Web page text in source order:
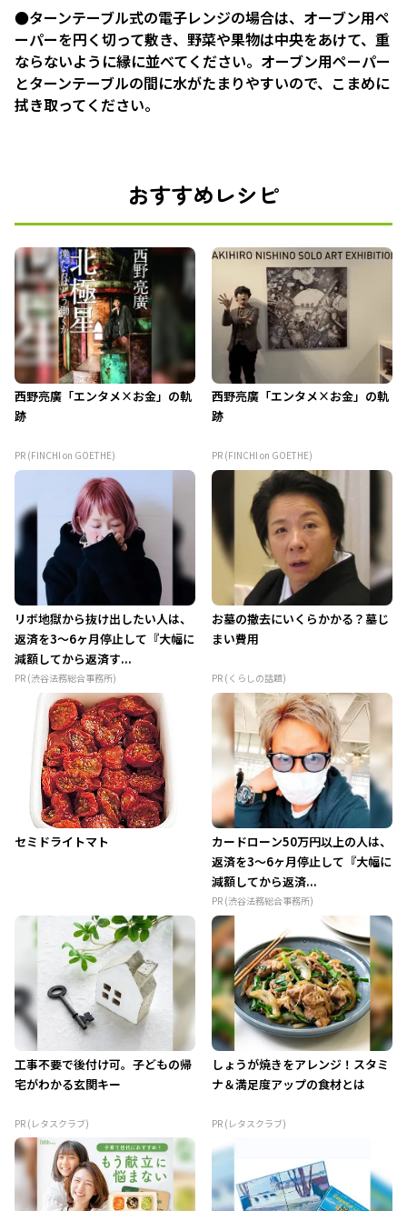
●ターンテーブル式の電子レンジの場合は、オーブン用ペ
ーパーを円く切って敷き、野菜や果物は中央をあけて、重
ならないように縁に並べてください。オーブン用ペーパー
とターンテーブルの間に水がたまりやすいので、こまめに
拭き取ってください。
おすすめレシピ
西野亮廣「エンタメ×お金」の軌
跡
PR (FINCHI on GOETHE)
西野亮廣「エンタメ×お金」の軌
跡
PR (FINCHI on GOETHE)
リボ地獄から抜け出したい人は、
返済を3～6ヶ月停止して『大幅に
減額してから返済す...
PR (渋谷法務総合事務所)
お墓の撤去にいくらかかる？墓じ
まい費用
PR (くらしの話題)
セミドライトマト
カードローン50万円以上の人は、
返済を3～6ヶ月停止して『大幅に
減額してから返済...
PR (渋谷法務総合事務所)
工事不要で後付け可。子どもの帰
宅がわかる玄関キー
PR (レタスクラブ)
しょうが焼きをアレンジ！スタミ
ナ＆満足度アップの食材とは
PR (レタスクラブ)